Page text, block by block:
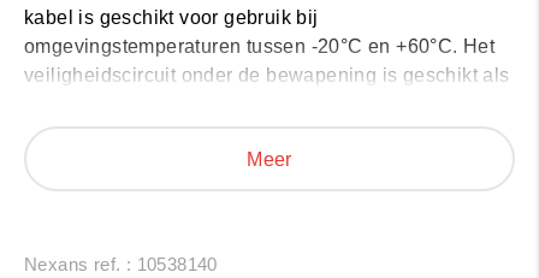
kabel is geschikt voor gebruik bij
omgevingstemperaturen tussen -20°C en +60°C. Het
veiligheidscircuit onder de bewapening is geschikt als
Nexans EXAVB Ccaheeft brandklasse Cca-s3,d2,a3
volgens EN 50575 en mag volgens het AREI in bundel
of laag aangelegd worden en in ruimtes met verhoogd
Meer
Nexans ref. : 10538140